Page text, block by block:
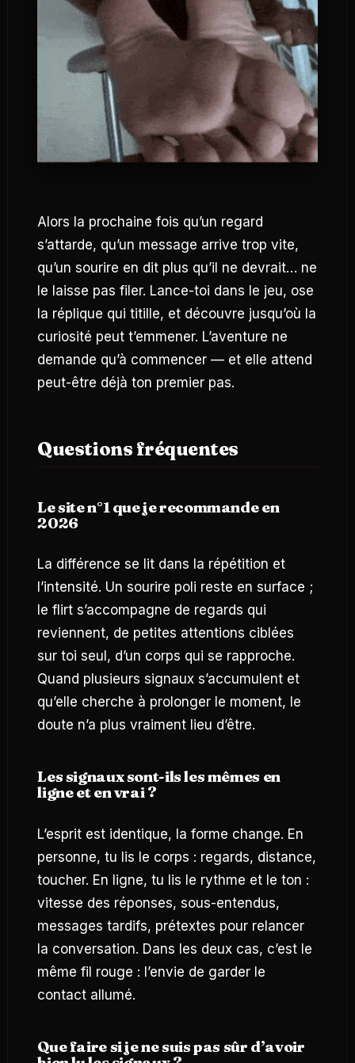
Alors la prochaine fois qu’un regard
s’attarde, qu’un message arrive trop vite,
qu’un sourire en dit plus qu’il ne devrait… ne
le laisse pas filer. Lance-toi dans le jeu, ose
la réplique qui titille, et découvre jusqu’où la
curiosité peut t’emmener. L’aventure ne
demande qu’à commencer — et elle attend
peut-être déjà ton premier pas.
Questions fréquentes
Le site n°1 que je recommande en
2026
La différence se lit dans la répétition et
l’intensité. Un sourire poli reste en surface ;
le flirt s’accompagne de regards qui
reviennent, de petites attentions ciblées
sur toi seul, d’un corps qui se rapproche.
Quand plusieurs signaux s’accumulent et
qu’elle cherche à prolonger le moment, le
doute n’a plus vraiment lieu d’être.
Les signaux sont-ils les mêmes en
ligne et en vrai ?
L’esprit est identique, la forme change. En
personne, tu lis le corps : regards, distance,
toucher. En ligne, tu lis le rythme et le ton :
vitesse des réponses, sous-entendus,
messages tardifs, prétextes pour relancer
la conversation. Dans les deux cas, c’est le
même fil rouge : l’envie de garder le
contact allumé.
Que faire si je ne suis pas sûr d’avoir